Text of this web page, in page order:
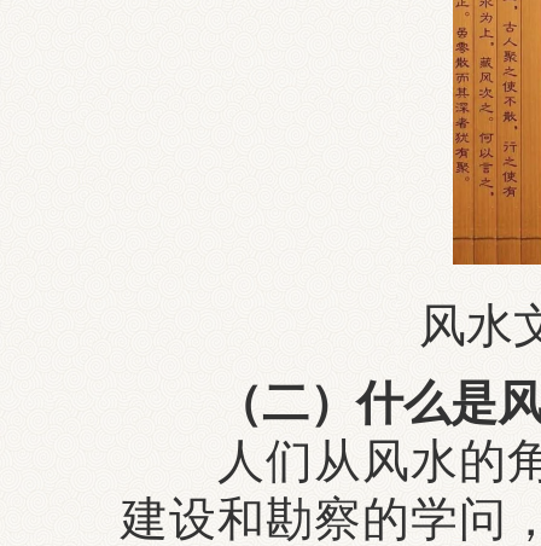
风水
（二）什么是
人们从风水的角
建设和勘察的学问